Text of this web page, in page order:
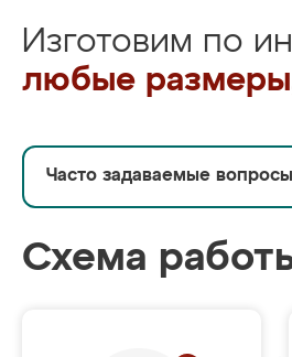
Изготовим по
любые
Часто задаваемые вопросы
Схема